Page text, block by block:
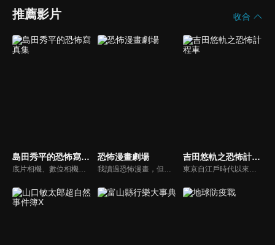
推薦影片 收合
島田秀平的恐怖寫真集 恐怖漫畫劇場 吉田悠軌之恐怖計程車